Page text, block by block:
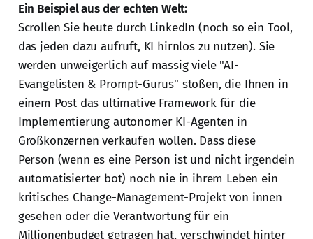
Ein Beispiel aus der echten Welt:
Scrollen Sie heute durch LinkedIn (noch so ein Tool,
das jeden dazu aufruft, KI hirnlos zu nutzen). Sie
werden unweigerlich auf massig viele "AI-
Evangelisten & Prompt-Gurus" stoßen, die Ihnen in
einem Post das ultimative Framework für die
Implementierung autonomer KI-Agenten in
Großkonzernen verkaufen wollen. Dass diese
Person (wenn es eine Person ist und nicht irgendein
automatisierter bot) noch nie in ihrem Leben ein
kritisches Change-Management-Projekt von innen
gesehen oder die Verantwortung für ein
Millionenbudget getragen hat, verschwindet hinter